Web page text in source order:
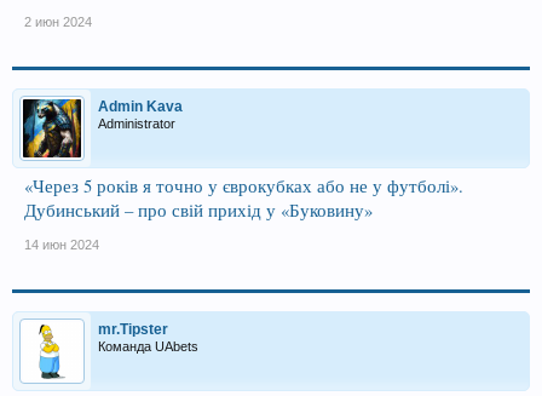
2 июн 2024
Admin Kava
Administrator
«Через 5 років я точно у єврокубках або не у футболі».
Дубинський – про свій прихід у «Буковину»
14 июн 2024
mr.Tipster
Команда UAbets